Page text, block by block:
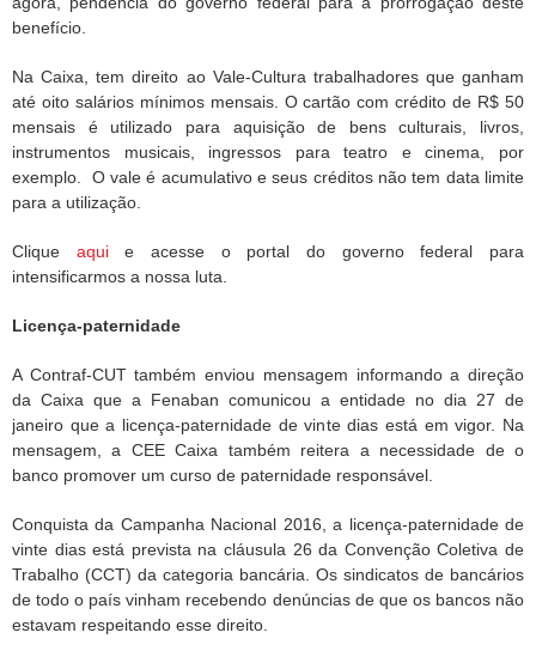
benefício.
Na Caixa, tem direito ao Vale-Cultura trabalhadores que ganham
até oito salários mínimos mensais. O cartão com crédito de R$ 50
mensais é utilizado para aquisição de bens culturais, livros,
instrumentos musicais, ingressos para teatro e cinema, por
exemplo. O vale é acumulativo e seus créditos não tem data limite
para a utilização.
Clique aquie acesse o portal do governo federal para
intensificarmos a nossa luta.
Licença-paternidade
A Contraf-CUT também enviou mensagem informando a direção
da Caixa que a Fenaban comunicou a entidade no dia 27 de
janeiro que a licença-paternidade de vinte dias está em vigor. Na
mensagem, a CEE Caixa também reitera a necessidade de o
banco promover um curso de paternidade responsável.
Conquista da Campanha Nacional 2016, a licença-paternidade de
vinte dias está prevista na cláusula 26 da Convenção Coletiva de
Trabalho (CCT) da categoria bancária. Os sindicatos de bancários
de todo o país vinham recebendo denúncias de que os bancos não
estavam respeitando esse direito.